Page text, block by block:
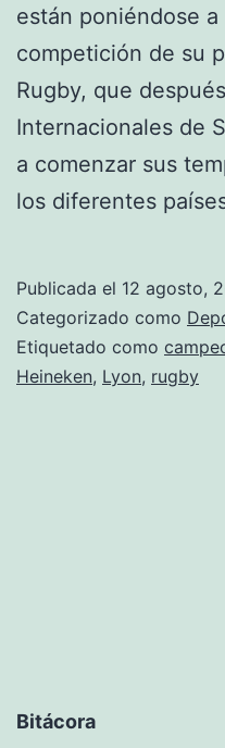
están poniéndose
competición de su
Rugby, que
Internacionales de
a comenzar sus
los diferentes
Publicada el 12 agosto,
Categorizado como
Etiquetado como
Heineken, Lyon, rugby
Bitácora